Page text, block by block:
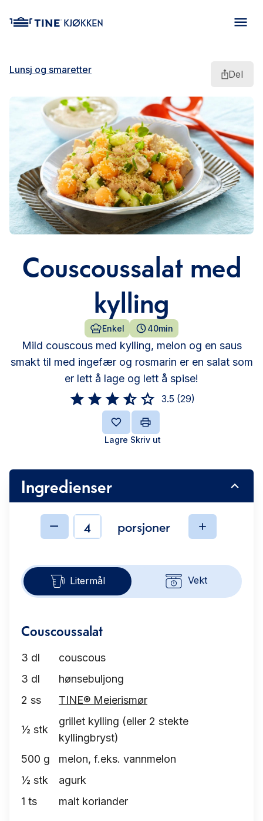
Lunsj og smaretter Del
Couscoussalat med
kylling
Enkel 40min
Mild couscous med kylling, melon og en saus
smakt til med ingefær og rosmarin er en salat som
er lett å lage og lett å spise!
3.5 (29)
Lagre Skriv ut
Ingredienser
Ingredienserporsjoner
Litermål Vekt
Couscoussalat
3 dl
couscous
3 dl
hønsebuljong
2 ss TINE® Meierismør
½ stk
grillet kylling (eller 2 stekte
kyllingbryst)
500 g
melon, f.eks. vannmelon
½ stk
agurk
1 ts malt koriander